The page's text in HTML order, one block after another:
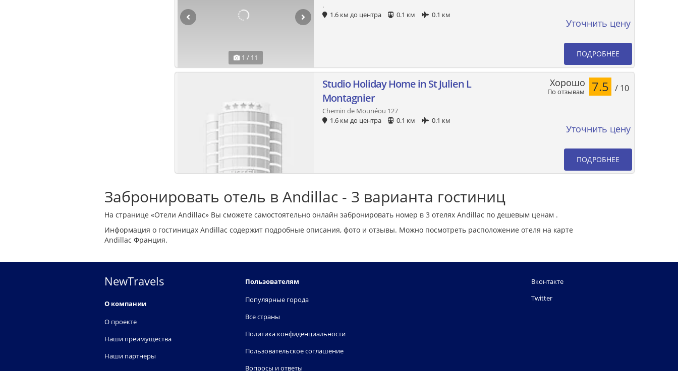
1 / 11
.
1.6 км до центра
0.1 км 0.1 км
Уточнить цену
ПОДРОБНЕЕ
Studio Holiday Home in St Julien L
Montagnier
Chemin de Mounéou 127
1.6 км до центра
0.1 км 0.1 км
По отзывам
Хорошо 7.5 / 10
Уточнить цену
ПОДРОБНЕЕ
Забронировать отель в Andillac - 3 варианта гостиниц
На странице «Отели Andillac» Вы сможете самостоятельно онлайн забронировать номер в 3 отелях Andillac по дешевым ценам .
Информация о гостиницах Andillac содержит подробные описания, фото и отзывы. Можно посмотреть расположение отеля на карте
Andillac Франция.
NewTravels
О компании
О проекте
Наши преимущества
Наши партнеры
Пользователям
Популярные города
Все страны
Политика конфиденциальности
Пользовательское соглашение
Вопросы и ответы
Вконтакте
Twitter